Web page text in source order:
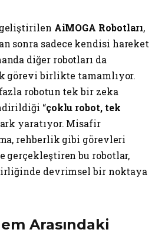
AiMOGA Robotları,
sonra sadece kendisi hareket
diğer robotları da
görevi birlikte tamamlıyor.
robotun tek bir zeka
“çoklu robot, tek
yaratıyor. Misafir
rehberlik gibi görevleri
gerçekleştiren bu robotlar,
devrimsel bir noktaya
Arasındaki